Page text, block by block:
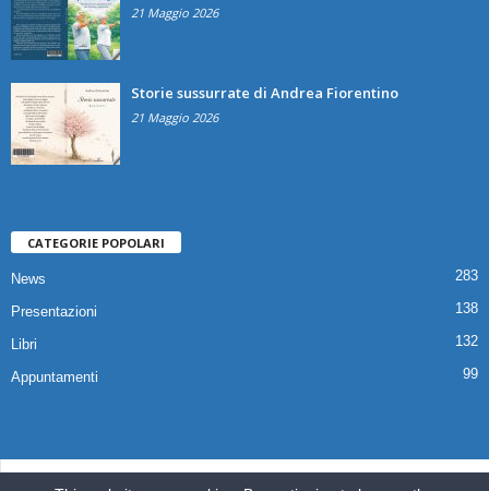
21 Maggio 2026
Storie sussurrate di Andrea Fiorentino
21 Maggio 2026
CATEGORIE POPOLARI
News 283
Presentazioni 138
Libri 132
Appuntamenti 99